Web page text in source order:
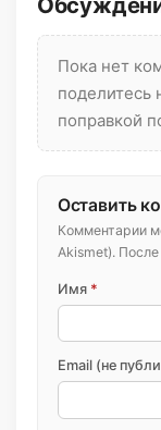
Пока нет
поделитесь
поправкой
Оставить
Комментарии
Akismet).
Имя *
Email (не